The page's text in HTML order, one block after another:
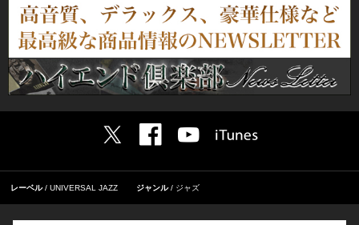
レーベル UNIVERSAL JAZZ ジャンル ジャズ